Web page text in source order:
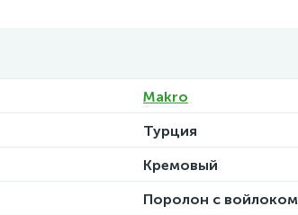
Makro
Турция
Кремовый
Поролон с войлоком